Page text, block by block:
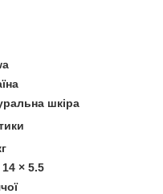
шкіра
14 × 5.5